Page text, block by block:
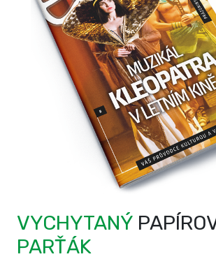
VYCHYTANÝ
PARŤÁK